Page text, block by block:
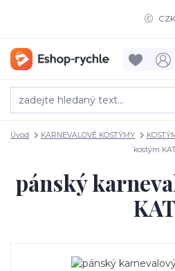
CZK
Úvod KARNEVALOVÉ KOSTÝMY
kostým
pánský